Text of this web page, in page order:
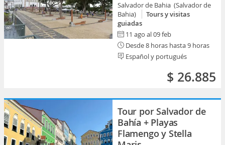
Salvador de Bahia (Salvador de
Bahia)
Tours y visitas
guiadas
11 ago al 09 feb
Desde 8 horas hasta 9 horas
Español y portugués
$ 26.885
Tour por Salvador de
Bahía + Playas
Flamengo y Stella